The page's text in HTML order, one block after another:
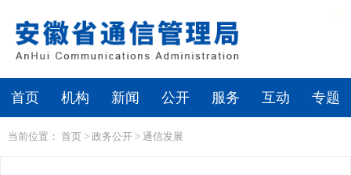
首页 机构 新闻 公开 服务 互动 专题
当前位置： 首页 > 政务公开 > 通信发展